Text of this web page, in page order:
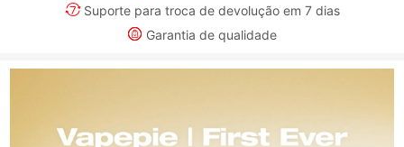
Suporte para troca de devolução em 7 dias
Garantia de qualidade